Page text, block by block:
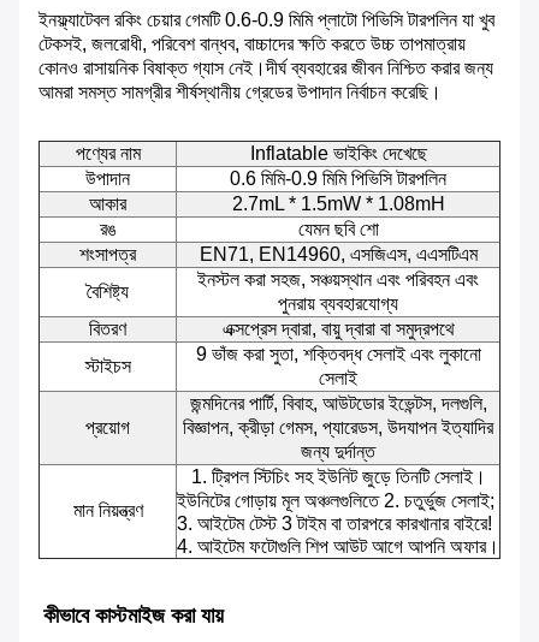
ইনফ্ল্যাটেবল রকিং চেয়ার গেমটি 0.6-0.9 মিমি প্লাটো পিভিসি টারপলিন যা খুব
টেকসই, জলরোধী, পরিবেশ বান্ধব, বাচ্চাদের ক্ষতি করতে উচ্চ তাপমাত্রায়
কোনও রাসায়নিক বিষাক্ত গ্যাস নেই।দীর্ঘ ব্যবহারের জীবন নিশ্চিত করার জন্য
আমরা সমস্ত সামগ্রীর শীর্ষস্থানীয় গ্রেডের উপাদান নির্বাচন করেছি।
পণ্যের নাম
Inflatable ভাইকিং দেখেছে
উপাদান
0.6 মিমি-0.9 মিমি পিভিসি টারপলিন
আকার
2.7mL * 1.5mW * 1.08mH
রঙ
যেমন ছবি শো
শংসাপত্র
EN71, EN14960, এসজিএস, এএসটিএম
বৈশিষ্ট্য
ইনস্টল করা সহজ, সঞ্চয়স্থান এবং পরিবহন এবং
পুনরায় ব্যবহারযোগ্য
বিতরণ
এক্সপ্রেস দ্বারা, বায়ু দ্বারা বা সমুদ্রপথে
স্টাইচস
9 ভাঁজ করা সুতা, শক্তিবদ্ধ সেলাই এবং লুকানো
সেলাই
প্রয়োগ
জন্মদিনের পার্টি, বিবাহ, আউটডোর ইভেন্টস, দলগুলি,
বিজ্ঞাপন, ক্রীড়া গেমস, প্যারেডস, উদযাপন ইত্যাদির
জন্য দুর্দান্ত
মান নিয়ন্ত্রণ
1. ট্রিপল স্টিচিং সহ ইউনিট জুড়ে তিনটি সেলাই।
ইউনিটের গোড়ায় মূল অঞ্চলগুলিতে 2. চতুর্ভুজ সেলাই;
3. আইটেম টেস্ট 3 টাইম বা তারপরে কারখানার বাইরে!
4. আইটেম ফটোগুলি শিপ আউট আগে আপনি অফার।
কীভাবে কাস্টমাইজ করা যায়